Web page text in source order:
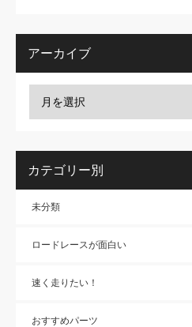
アーカイブ
カテゴリー別
未分類
ロードレースが面白い
速く走りたい！
おすすめパーツ